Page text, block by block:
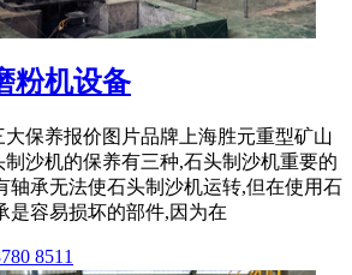
粉机设备
保养报价图片品牌上海胜元重型矿山
沙机的保养有三种,石头制沙机重要的
轴承无法使石头制沙机运转,但在使用石
是容易损坏的部件,因为在
8511